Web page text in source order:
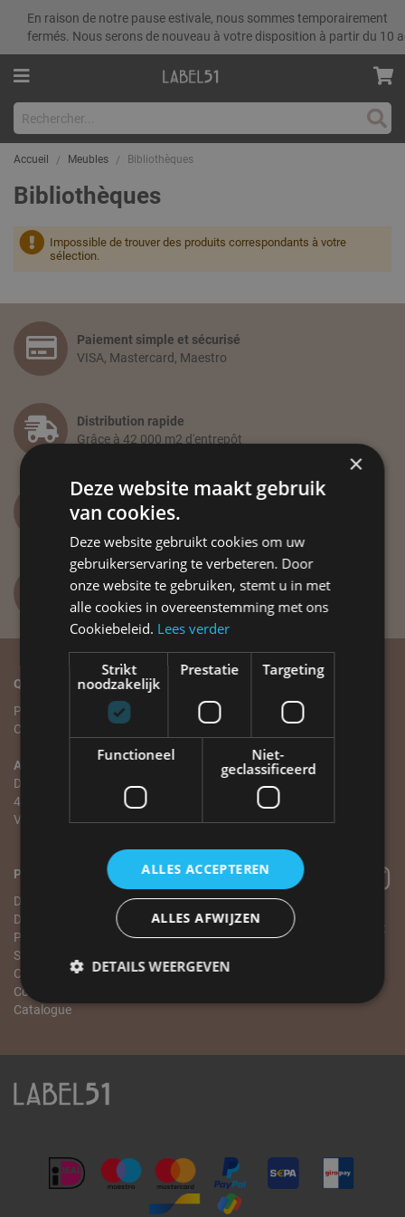
En raison de notre pause estivale, nous sommes temporairement
fermés. Nous serons de nouveau à votre disposition à partir du 10
Accueil Meubles Bibliothèques
Bibliothèques
Impossible de trouver des produits correspondants à votre
sélection.
Paiement simple et sécurisé
VISA, Mastercard, Maestro
Distribution rapide
Grâce à 42 000 m2 d'entrepôt
Vous avez des questions ?
info@label51.com
+31(0)318-479 837
Lundi au vendredi de 8h30 à 12h30
Qui sommes-nous?
Plus de LABEL51
Contact
Adresse
De Geer 8
4004 LT TIEL
Visites sur rendez-vous
Service client
Paiement et annulation
Échange et retour
Garantie et réparation
Points de vente
Conditions générales
Pour les entreprises
Devenez revendeur
Demande de matériel visuel
Programme
Salle d'exposition
Commander
Conditions générales
Catalogue
Tous les prix sur le site la incluent
×
Deze website maakt gebruik
van cookies.
Deze website gebruikt cookies om uw
gebruikerservaring te verbeteren. Door
onze website te gebruiken, stemt u in met
alle cookies in overeenstemming met ons
Cookiebeleid. Lees verder
Strikt
noodzakelijk
Prestatie Targeting
Functioneel
Niet-
geclassificeerd
ALLES ACCEPTEREN
ALLES AFWIJZEN
DETAILS WEERGEVEN